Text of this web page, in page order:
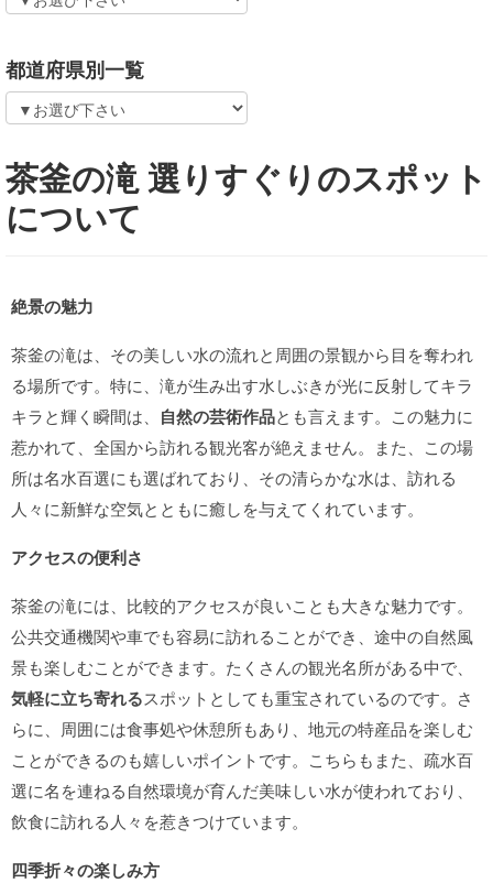
都道府県別一覧
茶釜の滝 選りすぐりのスポット
について
絶景の魅力
茶釜の滝は、その美しい水の流れと周囲の景観から目を奪われ
る場所です。特に、滝が生み出す水しぶきが光に反射してキラ
キラと輝く瞬間は、 自然の芸術作品とも言えます。この魅力に
惹かれて、全国から訪れる観光客が絶えません。また、この場
所は名水百選にも選ばれており、その清らかな水は、訪れる
人々に新鮮な空気とともに癒しを与えてくれています。
アクセスの便利さ
茶釜の滝には、比較的アクセスが良いことも大きな魅力です。
公共交通機関や車でも容易に訪れることができ、途中の自然風
景も楽しむことができます。たくさんの観光名所がある中で、
気軽に立ち寄れるスポットとしても重宝されているのです。さ
らに、周囲には食事処や休憩所もあり、地元の特産品を楽しむ
ことができるのも嬉しいポイントです。こちらもまた、疏水百
選に名を連ねる自然環境が育んだ美味しい水が使われており、
飲食に訪れる人々を惹きつけています。
四季折々の楽しみ方